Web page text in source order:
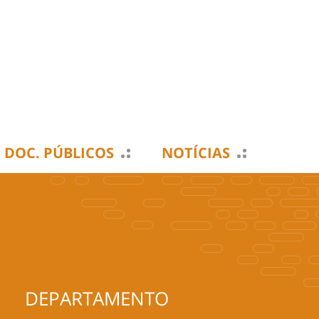
DOC. PÚBLICOS NOTÍCIAS
DEPARTAMENTO